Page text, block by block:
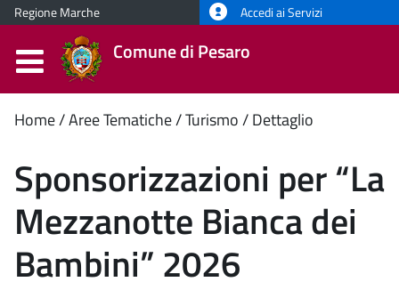
Regione Marche Accedi ai Servizi
Comune di Pesaro
Contenuto
principale
Home Aree Tematiche Turismo Dettaglio
Sponsorizzazioni per “La
Mezzanotte Bianca dei
Bambini” 2026